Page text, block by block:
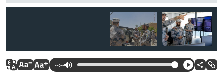
--:--